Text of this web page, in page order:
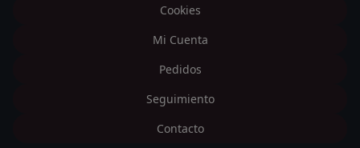
Cookies
Mi Cuenta
Pedidos
Seguimiento
Contacto